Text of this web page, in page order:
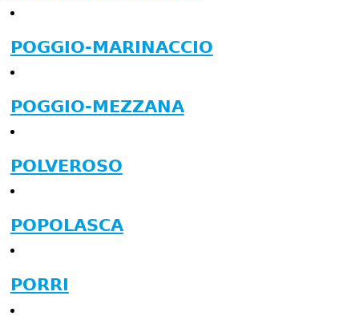
POGGIO-MARINACCIO
POGGIO-MEZZANA
POLVEROSO
POPOLASCA
PORRI